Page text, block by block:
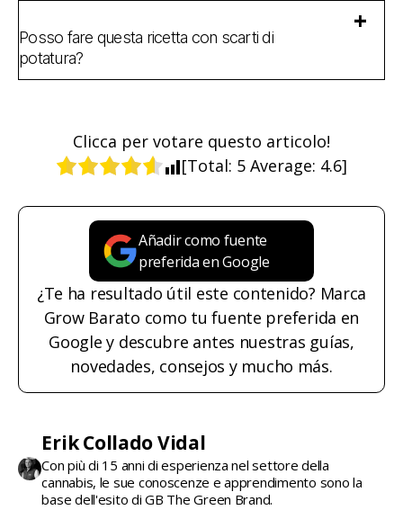
Posso fare questa ricetta con scarti di
potatura?
Clicca per votare questo articolo!
[Total: 5 Average: 4.6]
Añadir como fuente
preferida en Google
¿Te ha resultado útil este contenido? Marca
Grow Barato como tu fuente preferida en
Google y descubre antes nuestras guías,
novedades, consejos y mucho más.
Erik Collado Vidal
Con più di 15 anni di esperienza nel settore della
cannabis, le sue conoscenze e apprendimento sono la
base dell'esito di GB The Green Brand.